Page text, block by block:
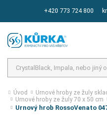
+420 773 724 800
Úvod
Urnové hroby ze žuly
Urnové hroby ze žuly 70 x 50 cm
Urnový hrob RossoVenato